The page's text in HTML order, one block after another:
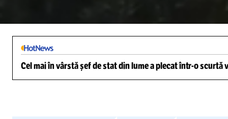
Cel mai în vârstă șef de stat din lume a plecat într-o scurtă